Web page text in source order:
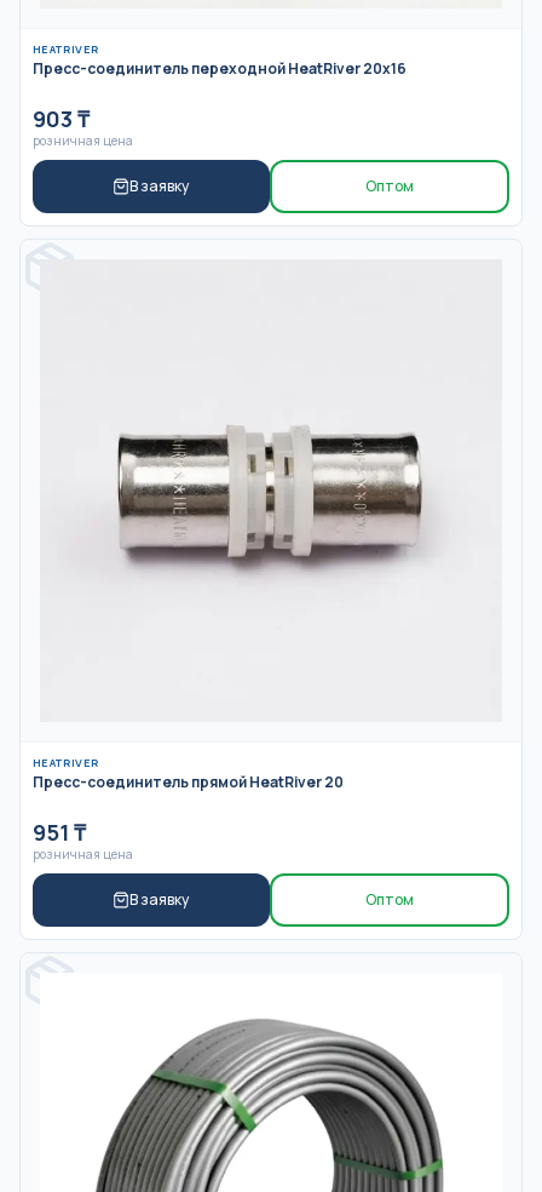
HEATRIVER
Пресс-соединитель переходной HeatRiver 20x16
903 ₸
розничная цена
В заявку Оптом
HEATRIVER
Пресс-соединитель прямой HeatRiver 20
951 ₸
розничная цена
В заявку Оптом